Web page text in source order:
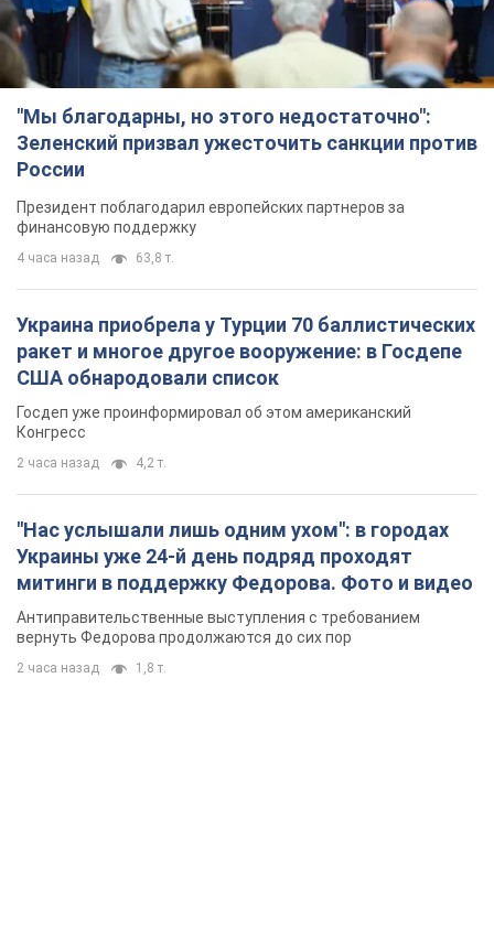
"Мы благодарны, но этого недостаточно":
Зеленский призвал ужесточить санкции против
России
Президент поблагодарил европейских партнеров за
финансовую поддержку
4 часа назад 63,8 т.
Украина приобрела у Турции 70 баллистических
ракет и многое другое вооружение: в Госдепе
США обнародовали список
Госдеп уже проинформировал об этом американский
Конгресс
2 часа назад 4,2 т.
"Нас услышали лишь одним ухом": в городах
Украины уже 24-й день подряд проходят
митинги в поддержку Федорова. Фото и видео
Антиправительственные выступления с требованием
вернуть Федорова продолжаются до сих пор
2 часа назад 1,8 т.